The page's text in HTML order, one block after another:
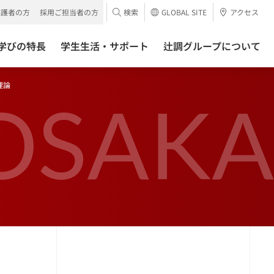
びの特長 学生生活・サポート 辻調グループについて
者の方 採用ご担当者の方 検索 GLOBAL SITE アクセス
論